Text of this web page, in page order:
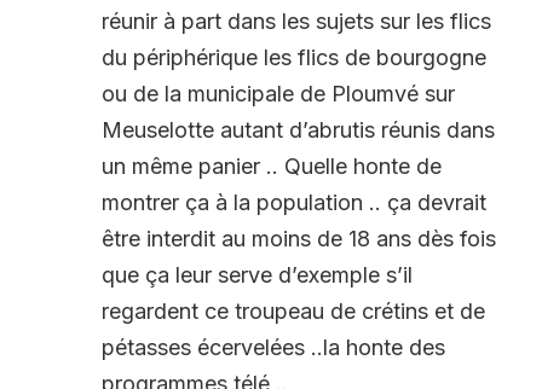
réunir à part dans les sujets sur les flics
du périphérique les flics de bourgogne
ou de la municipale de Ploumvé sur
Meuselotte autant d’abrutis réunis dans
un même panier .. Quelle honte de
montrer ça à la population .. ça devrait
être interdit au moins de 18 ans dès fois
que ça leur serve d’exemple s’il
regardent ce troupeau de crétins et de
pétasses écervelées ..la honte des
programmes télé ..